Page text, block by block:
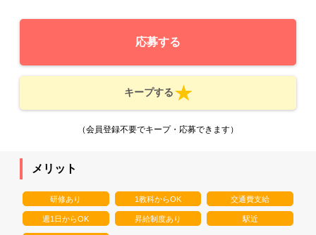
応募する
キープする
（会員登録不要でキープ・応募できます）
メリット
研修あり 1教科からOK 交通費支給
週1日からOK 昇給制度あり 駅近